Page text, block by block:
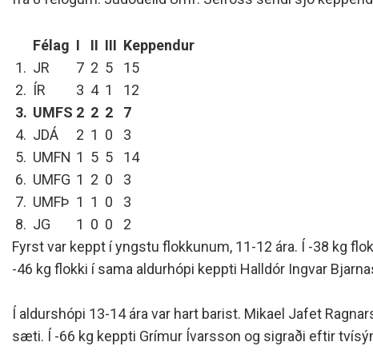
Siðareglur Umf. Selfoss
Félag I II III Keppendur
1. JR 7 2 5
15
2. ÍR 3 4 1
12
3. UMFS 2 2 2
7
4. JDÁ 2 1 0
3
5. UMFN 1 5 5
14
6. UMFG 1 2 0
3
7. UMFÞ 1 1 0
3
8. JG 1 0 0
2
Fyrst var keppt í yngstu flokkunum, 11-12 ára. Í -38 kg
-46 kg flokki í sama aldurhópi keppti Halldór Ingvar
Í aldurshópi 13-14 ára var hart barist. Mikael Jafet
sæti. Í -66 kg keppti Grímur Ívarsson og sigraði eftir